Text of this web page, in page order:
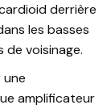
derrière
les basses
voisinage.
amplificateur